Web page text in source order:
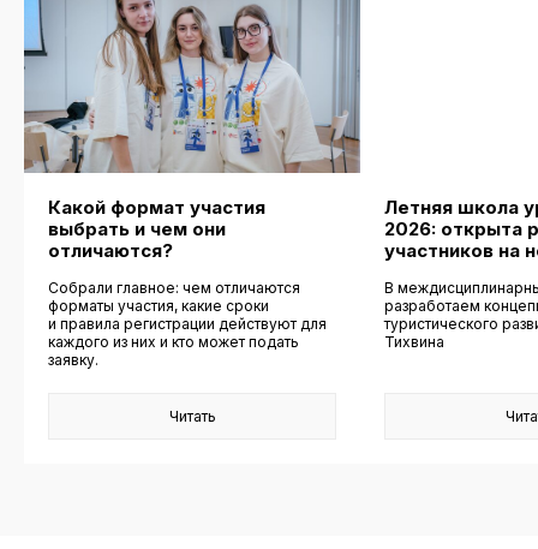
Какой формат участия
выбрать и чем они
отличаются?
Собрали главное: чем отличаются
форматы участия, какие сроки
и правила регистрации действуют для
каждого из них и кто может подать
заявку.
Читать
Летняя школа
2026: открыта
участников на
В
разработаем
туристического
Тихвина